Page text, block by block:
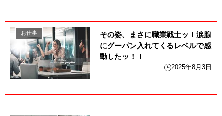
お仕事
その姿、まさに職業戦士ッ！涙腺
にグーパン入れてくるレベルで感
動したッ！！
2025年8月3日